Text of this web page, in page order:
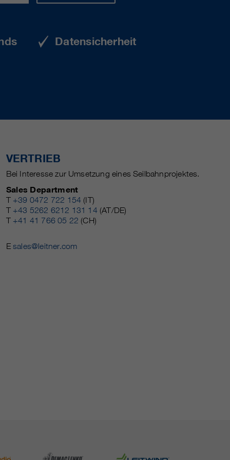
Datensicherheit
VERTRIEB
Bei Interesse zur Umsetzung eines Seilbahnprojektes.
Sales Department
T +39 0472 722 154 (IT)
T +43 5262 6212 131 14(AT/DE)
T +41 41 766 05 22 (CH)
Esales@leitner.com